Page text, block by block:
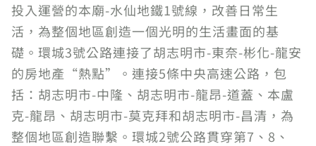
投入運營的本廟-水仙地鐵1號線，改善日常生
活，為整個地區創造一個光明的生活畫面的基
礎。環城3號公路連接了胡志明市-東奈-彬化-龍安
的房地產“熱點”。連接5條中央高速公路，包
括：胡志明市-中隆、胡志明市-龍昂-道蓋、本盧
克-龍昂、胡志明市-莫克拜和胡志明市-昌清，為
整個地區創造聯繫。環城2號公路貫穿第7、8、